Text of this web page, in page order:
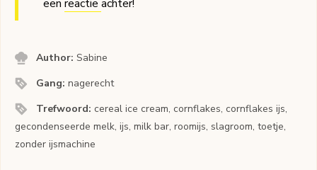
een reactie achter!
Author:Sabine
Gang:nagerecht
Trefwoord: cereal ice cream, cornflakes, cornflakes ijs,
gecondenseerde melk, ijs, milk bar, roomijs, slagroom, toetje,
zonder ijsmachine